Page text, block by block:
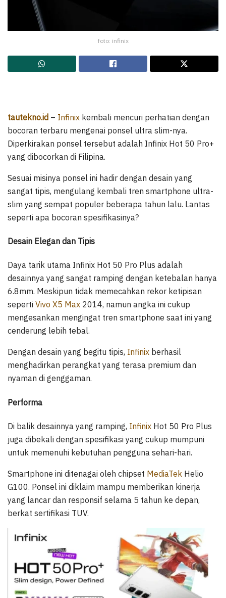
foto: infinix
tautekno.id – Infinix kembali mencuri perhatian dengan
bocoran terbaru mengenai ponsel ultra slim-nya.
Diperkirakan ponsel tersebut adalah Infinix Hot 50 Pro+
yang dibocorkan di Filipina.
Sesuai misinya ponsel ini hadir dengan desain yang
sangat tipis, mengulang kembali tren smartphone ultra-
slim yang sempat populer beberapa tahun lalu. Lantas
seperti apa bocoran spesifikasinya?
Desain Elegan dan Tipis
Daya tarik utama Infinix Hot 50 Pro Plus adalah
desainnya yang sangat ramping dengan ketebalan hanya
6.8mm. Meskipun tidak memecahkan rekor ketipisan
seperti Vivo X5 Max 2014, namun angka ini cukup
mengesankan mengingat tren smartphone saat ini yang
cenderung lebih tebal.
Dengan desain yang begitu tipis, Infinix berhasil
menghadirkan perangkat yang terasa premium dan
nyaman di genggaman.
Performa
Di balik desainnya yang ramping, Infinix Hot 50 Pro Plus
juga dibekali dengan spesifikasi yang cukup mumpuni
untuk memenuhi kebutuhan pengguna sehari-hari.
Smartphone ini ditenagai oleh chipset MediaTek Helio
G100. Ponsel ini diklaim mampu memberikan kinerja
yang lancar dan responsif selama 5 tahun ke depan,
berkat sertifikasi TUV.